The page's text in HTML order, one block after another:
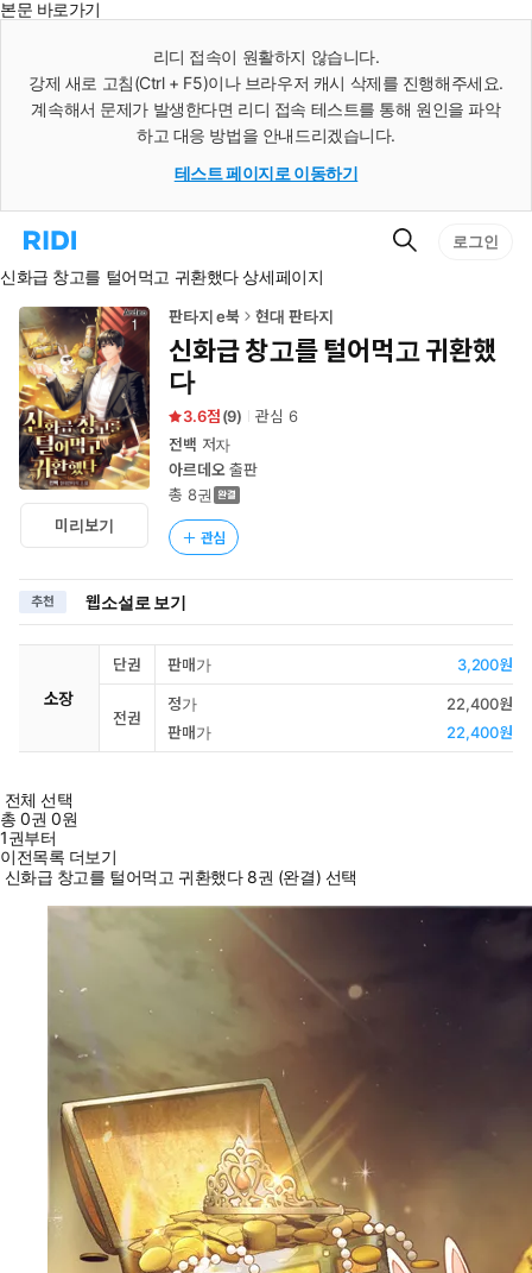
본문 바로가기
리디 접속이 원활하지 않습니다.
강제 새로 고침(Ctrl + F5)이나 브라우저 캐시 삭제를 진행해주세요.
계속해서 문제가 발생한다면 리디 접속 테스트를 통해 원인을 파악
하고 대응 방법을 안내드리겠습니다.
테스트 페이지로 이동하기
리
홈
로
이
동
검
로그인
신화급 창고를 털어먹고 귀환했다 상세페이지
미리보기
판타지 e북 현대 판타지
신화급 창고를 털어먹고 귀환했
다
3.6 (9) 관심 6
전백 저자
아르데오출판
총 8권
관심
추천 웹소설로 보기
소장
단권 판매가 3,200원
전권
정가
22,400원
판매가
22,400원
전체 선택
총0권 0원
1권부터
이전목록 더보기
신화급 창고를 털어먹고 귀환했다 8권 (완결) 선택